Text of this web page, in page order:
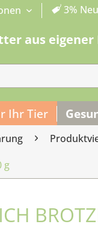
3%
aus
Ihr Tier
g